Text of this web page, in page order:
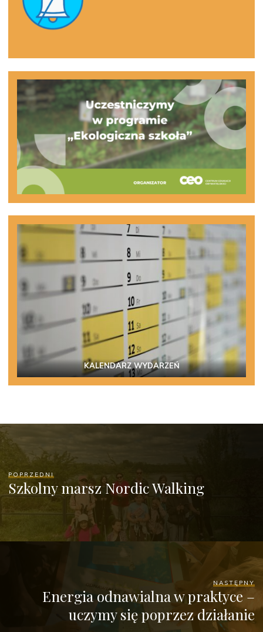
KALENDARZ WYDARZEŃ
POPRZEDNI
Szkolny marsz Nordic Walking
NASTĘPNY
Energia odnawialna w praktyce –
uczymy się poprzez działanie